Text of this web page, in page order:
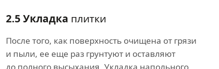
2.5 Укладка плитки
После того, как поверхность очищена от грязи
и пыли, ее еще раз грунтуют и оставляют